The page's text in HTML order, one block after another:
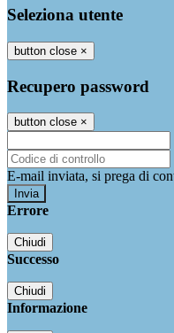
Seleziona utente
button close ×
Recupero password
button close ×
E-mail inviata, si prega di
Errore
Chiudi
Successo
Chiudi
Informazione